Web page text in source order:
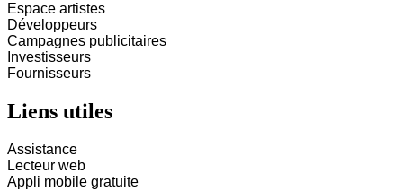
Espace artistes
Développeurs
Campagnes publicitaires
Investisseurs
Fournisseurs
Liens utiles
Assistance
Lecteur web
Appli mobile gratuite